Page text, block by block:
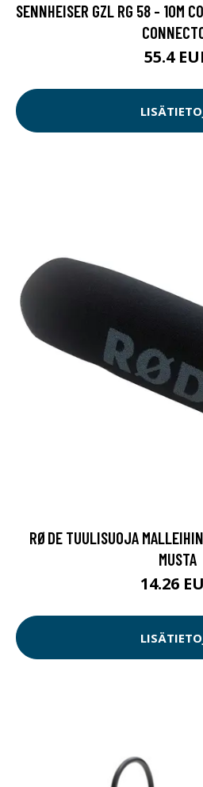
SENNHEISER GZL RG 58 - 10M
55.4
RØDE TUULISUOJA
MUSTA
14.26